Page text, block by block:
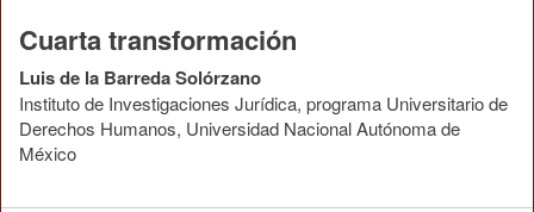
Cuarta transformación
Luis de la Barreda Solórzano
Instituto de Investigaciones Jurídica, programa Universitario de
Derechos Humanos, Universidad Nacional Autónoma de
México